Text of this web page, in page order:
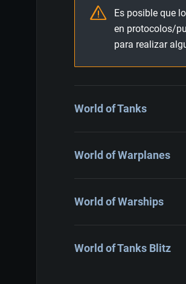
Es posible que
en protocolos/
para realizar
World of Tanks
World of Warplanes
World of Warships
World of Tanks Blitz